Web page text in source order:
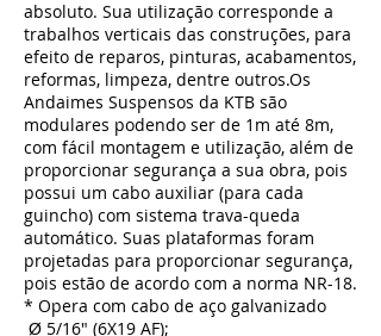
absoluto. Sua utilização corresponde a
trabalhos verticais das construções, para
efeito de reparos, pinturas, acabamentos,
reformas, limpeza, dentre outros.Os
Andaimes Suspensos da KTB são
modulares podendo ser de 1m até 8m,
com fácil montagem e utilização, além de
proporcionar segurança a sua obra, pois
possui um cabo auxiliar (para cada
guincho) com sistema trava-queda
automático. Suas plataformas foram
projetadas para proporcionar segurança,
pois estão de acordo com a norma NR-18.
* Opera com cabo de aço galvanizado
Ø 5/16" (6X19 AF);